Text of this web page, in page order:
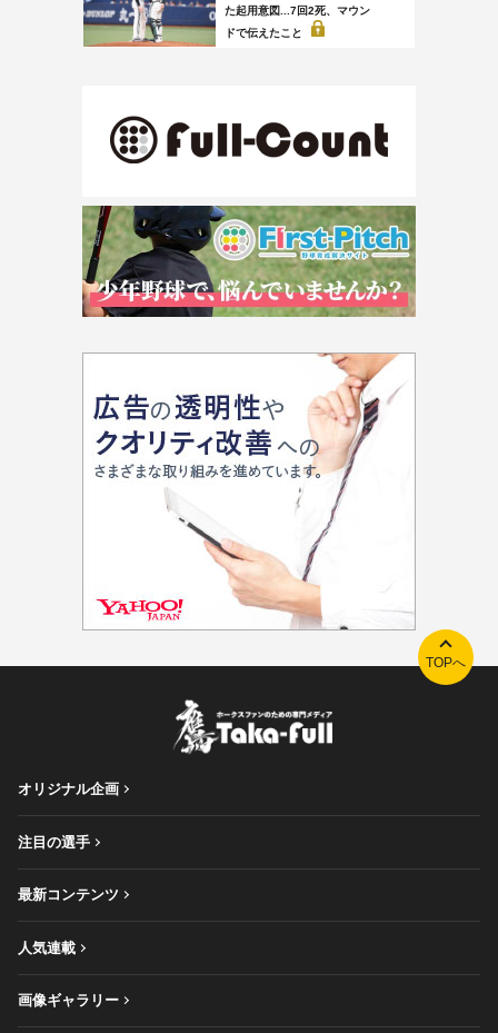
た起用意図...7回2死、マウン
ドで伝えたこと
TOPへ
オリジナル企画
注目の選手
最新コンテンツ
人気連載
画像ギャラリー